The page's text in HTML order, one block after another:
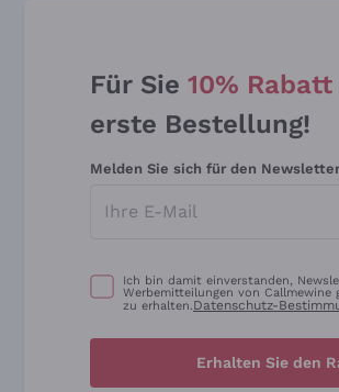
Für Sie 10% Rabatt
erste Bestellung!
Melden Sie sich für den
Ich bin damit einverstanden,
Werbemitteilungen von Callmewine
zu erhalten.Datenschutz-
Erhalten Sie den